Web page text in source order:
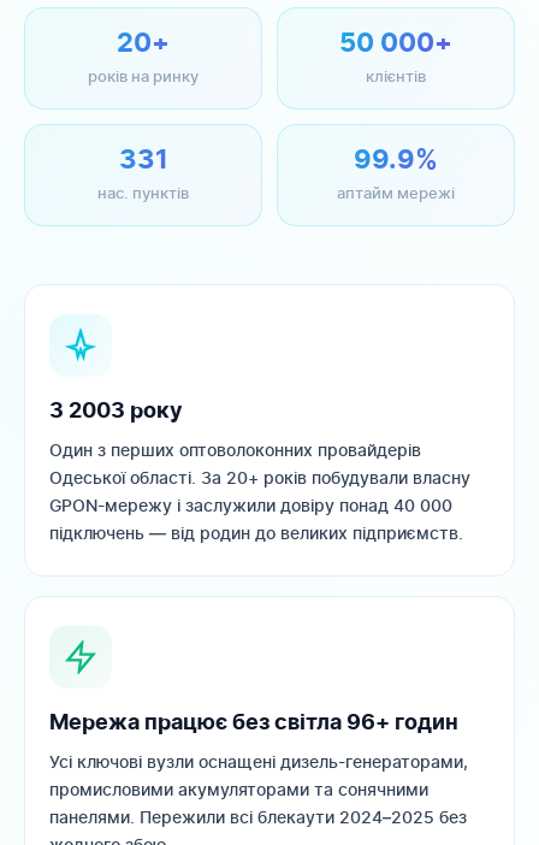
20+
років на ринку
50 000+
клієнтів
331
нас. пунктів
99.9%
аптайм мережі
З 2003 року
Один з перших оптоволоконних провайдерів
Одеської області. За 20+ років побудували власну
GPON-мережу і заслужили довіру понад 40 000
підключень — від родин до великих підприємств.
Мережа працює без світла 96+ годин
Усі ключові вузли оснащені дизель-генераторами,
промисловими акумуляторами та сонячними
панелями. Пережили всі блекаути 2024–2025 без